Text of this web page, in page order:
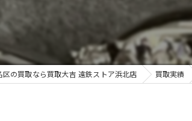
古銭
電化製品
骨董品
区の買取なら買取大吉 遠鉄ストア浜北店 買取実績